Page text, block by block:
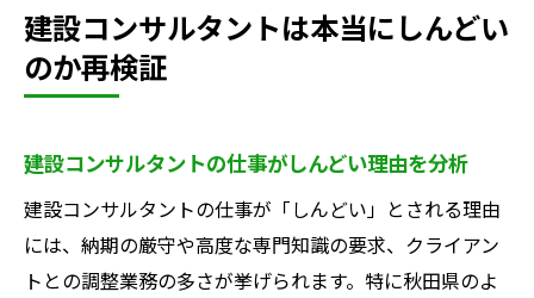
建設コンサルタントは本当にしんどい
のか再検証
建設コンサルタントの仕事がしんどい理由を分析
建設コンサルタントの仕事が「しんどい」とされる理由
には、納期の厳守や高度な専門知識の要求、クライアン
トとの調整業務の多さが挙げられます。特に秋田県のよ